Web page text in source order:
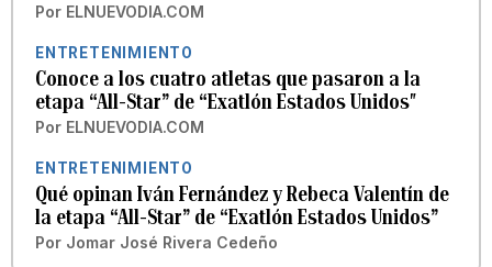
Por ELNUEVODIA.COM
ENTRETENIMIENTO
Conoce a los cuatro atletas que pasaron a la
etapa “All-Star” de “Exatlón Estados Unidos″
Por ELNUEVODIA.COM
ENTRETENIMIENTO
Qué opinan Iván Fernández y Rebeca Valentín de
la etapa “All-Star” de “Exatlón Estados Unidos”
Por Jomar José Rivera Cedeño